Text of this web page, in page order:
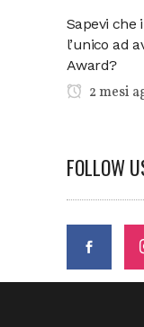
Sapevi che
l’unico ad
Award?
2 mesi
FOLLOW